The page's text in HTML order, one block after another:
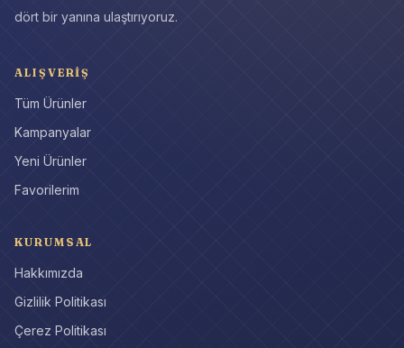
dört bir yanına ulaştırıyoruz.
ALIŞVERIŞ
Tüm Ürünler
Kampanyalar
Yeni Ürünler
Favorilerim
KURUMSAL
Hakkımızda
Gizlilik Politikası
Çerez Politikası